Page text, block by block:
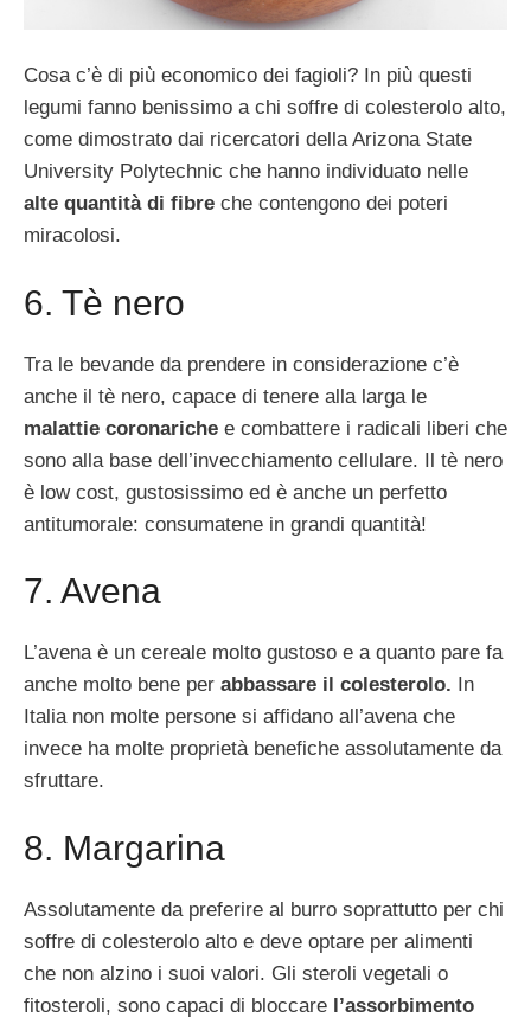
Cosa c’è di più economico dei fagioli? In più questi
legumi fanno benissimo a chi soffre di colesterolo alto,
come dimostrato dai ricercatori della Arizona State
University Polytechnic che hanno individuato nelle
alte quantità di fibre che contengono dei poteri
miracolosi.
6. Tè nero
Tra le bevande da prendere in considerazione c’è
anche il tè nero, capace di tenere alla larga le
malattie coronariche e combattere i radicali liberi che
sono alla base dell’invecchiamento cellulare. Il tè nero
è low cost, gustosissimo ed è anche un perfetto
antitumorale: consumatene in grandi quantità!
7. Avena
L’avena è un cereale molto gustoso e a quanto pare fa
anche molto bene per abbassare il colesterolo. In
Italia non molte persone si affidano all’avena che
invece ha molte proprietà benefiche assolutamente da
sfruttare.
8. Margarina
Assolutamente da preferire al burro soprattutto per chi
soffre di colesterolo alto e deve optare per alimenti
che non alzino i suoi valori. Gli steroli vegetali o
fitosteroli, sono capaci di bloccare l’assorbimento